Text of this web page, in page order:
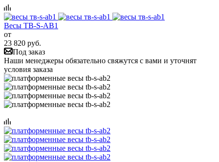
Весы ТВ-S-АB1
от
23 820 руб.
Под заказ
Наши менеджеры обязательно свяжутся с вами и уточнят
условия заказа